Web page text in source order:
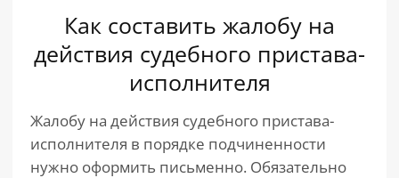
Как составить жалобу на
действия судебного пристава-
исполнителя
Жалобу на действия судебного пристава-
исполнителя в порядке подчиненности
нужно оформить письменно. Обязательно